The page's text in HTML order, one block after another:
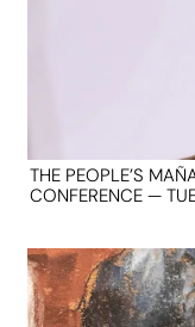
THE PEOPLE’S
CONFERENCE —